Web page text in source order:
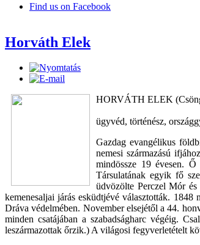
Find us on Facebook
Horváth Elek
HORVÁTH ELEK
ügyvéd, történész,
Gazdag evangélikus
nemesi származású
mindössze 19 évesen.
Társulatának egyik fő
üdvözölte Perczel Mór és
kemenesaljai járás esküdtjévé választották.
Dráva védelmében. November elsejétől a 44.
minden csatájában a szabadságharc végéig.
leszármazottak őrzik.) A világosi fegyverletételt